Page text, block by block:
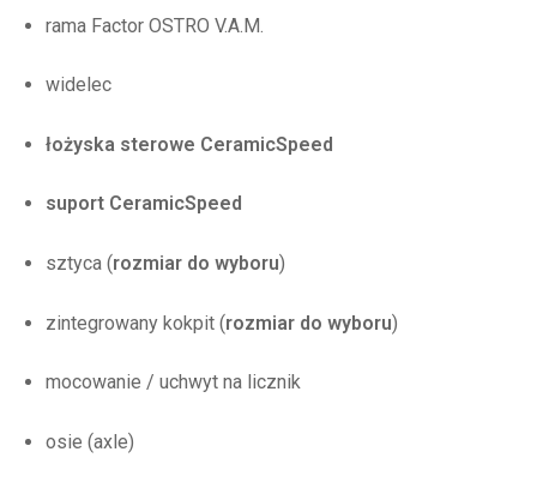
rama Factor OSTRO V.A.M.
widelec
łożyska sterowe CeramicSpeed
suport CeramicSpeed
sztyca (rozmiar do wyboru)
zintegrowany kokpit (rozmiar do wyboru)
mocowanie / uchwyt na licznik
osie (axle)